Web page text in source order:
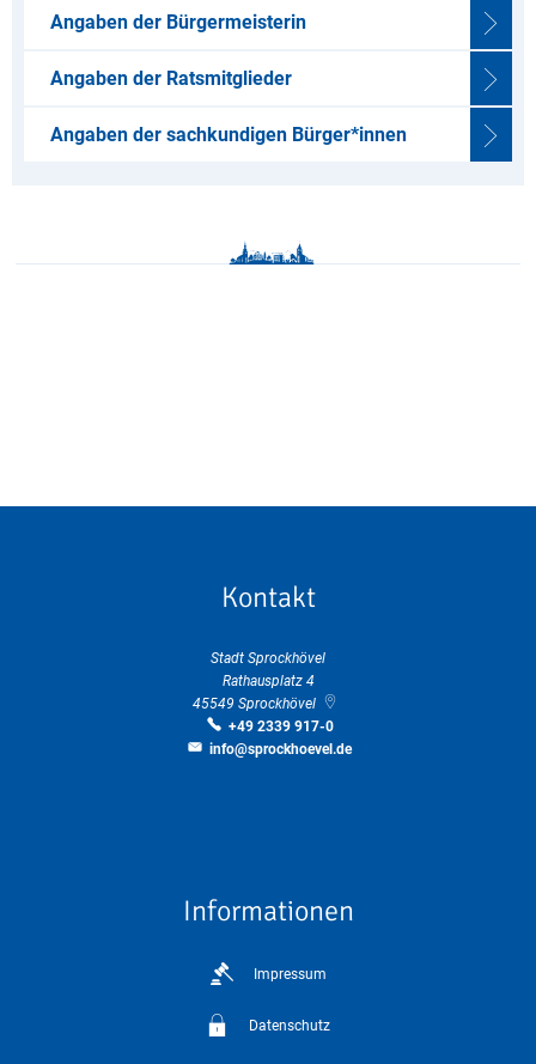
Angaben der Bürgermeisterin
Angaben der Ratsmitglieder
Angaben der sachkundigen Bürger*innen
Kontakt
Stadt Sprockhövel
Rathausplatz 4
45549 Sprockhövel
+49 2339 917-0
info@sprockhoevel.de
Informationen
Impressum
Datenschutz